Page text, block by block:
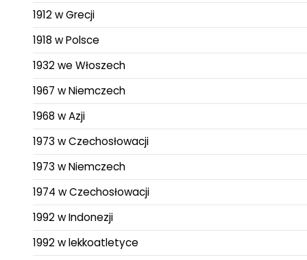
1912 w Grecji
1918 w Polsce
1932 we Włoszech
1967 w Niemczech
1968 w Azji
1973 w Czechosłowacji
1973 w Niemczech
1974 w Czechosłowacji
1992 w Indonezji
1992 w lekkoatletyce